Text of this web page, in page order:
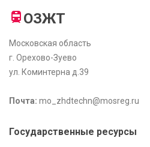
ОЗЖТ
Московская область
г. Орехово-Зуево
ул. Коминтерна д.39
Почта: mo_zhdtechn@mosreg.ru
Государственные ресурсы